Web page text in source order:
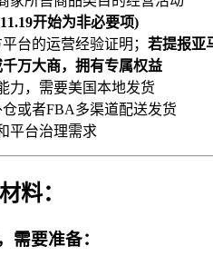
开始为非必要项)
台的运营经验证明； 若提报亚
万大商，拥有专属权益
力，需要美国本地发货
或者FBA多渠道配送发货
平台治理需求
料：
需要准备：